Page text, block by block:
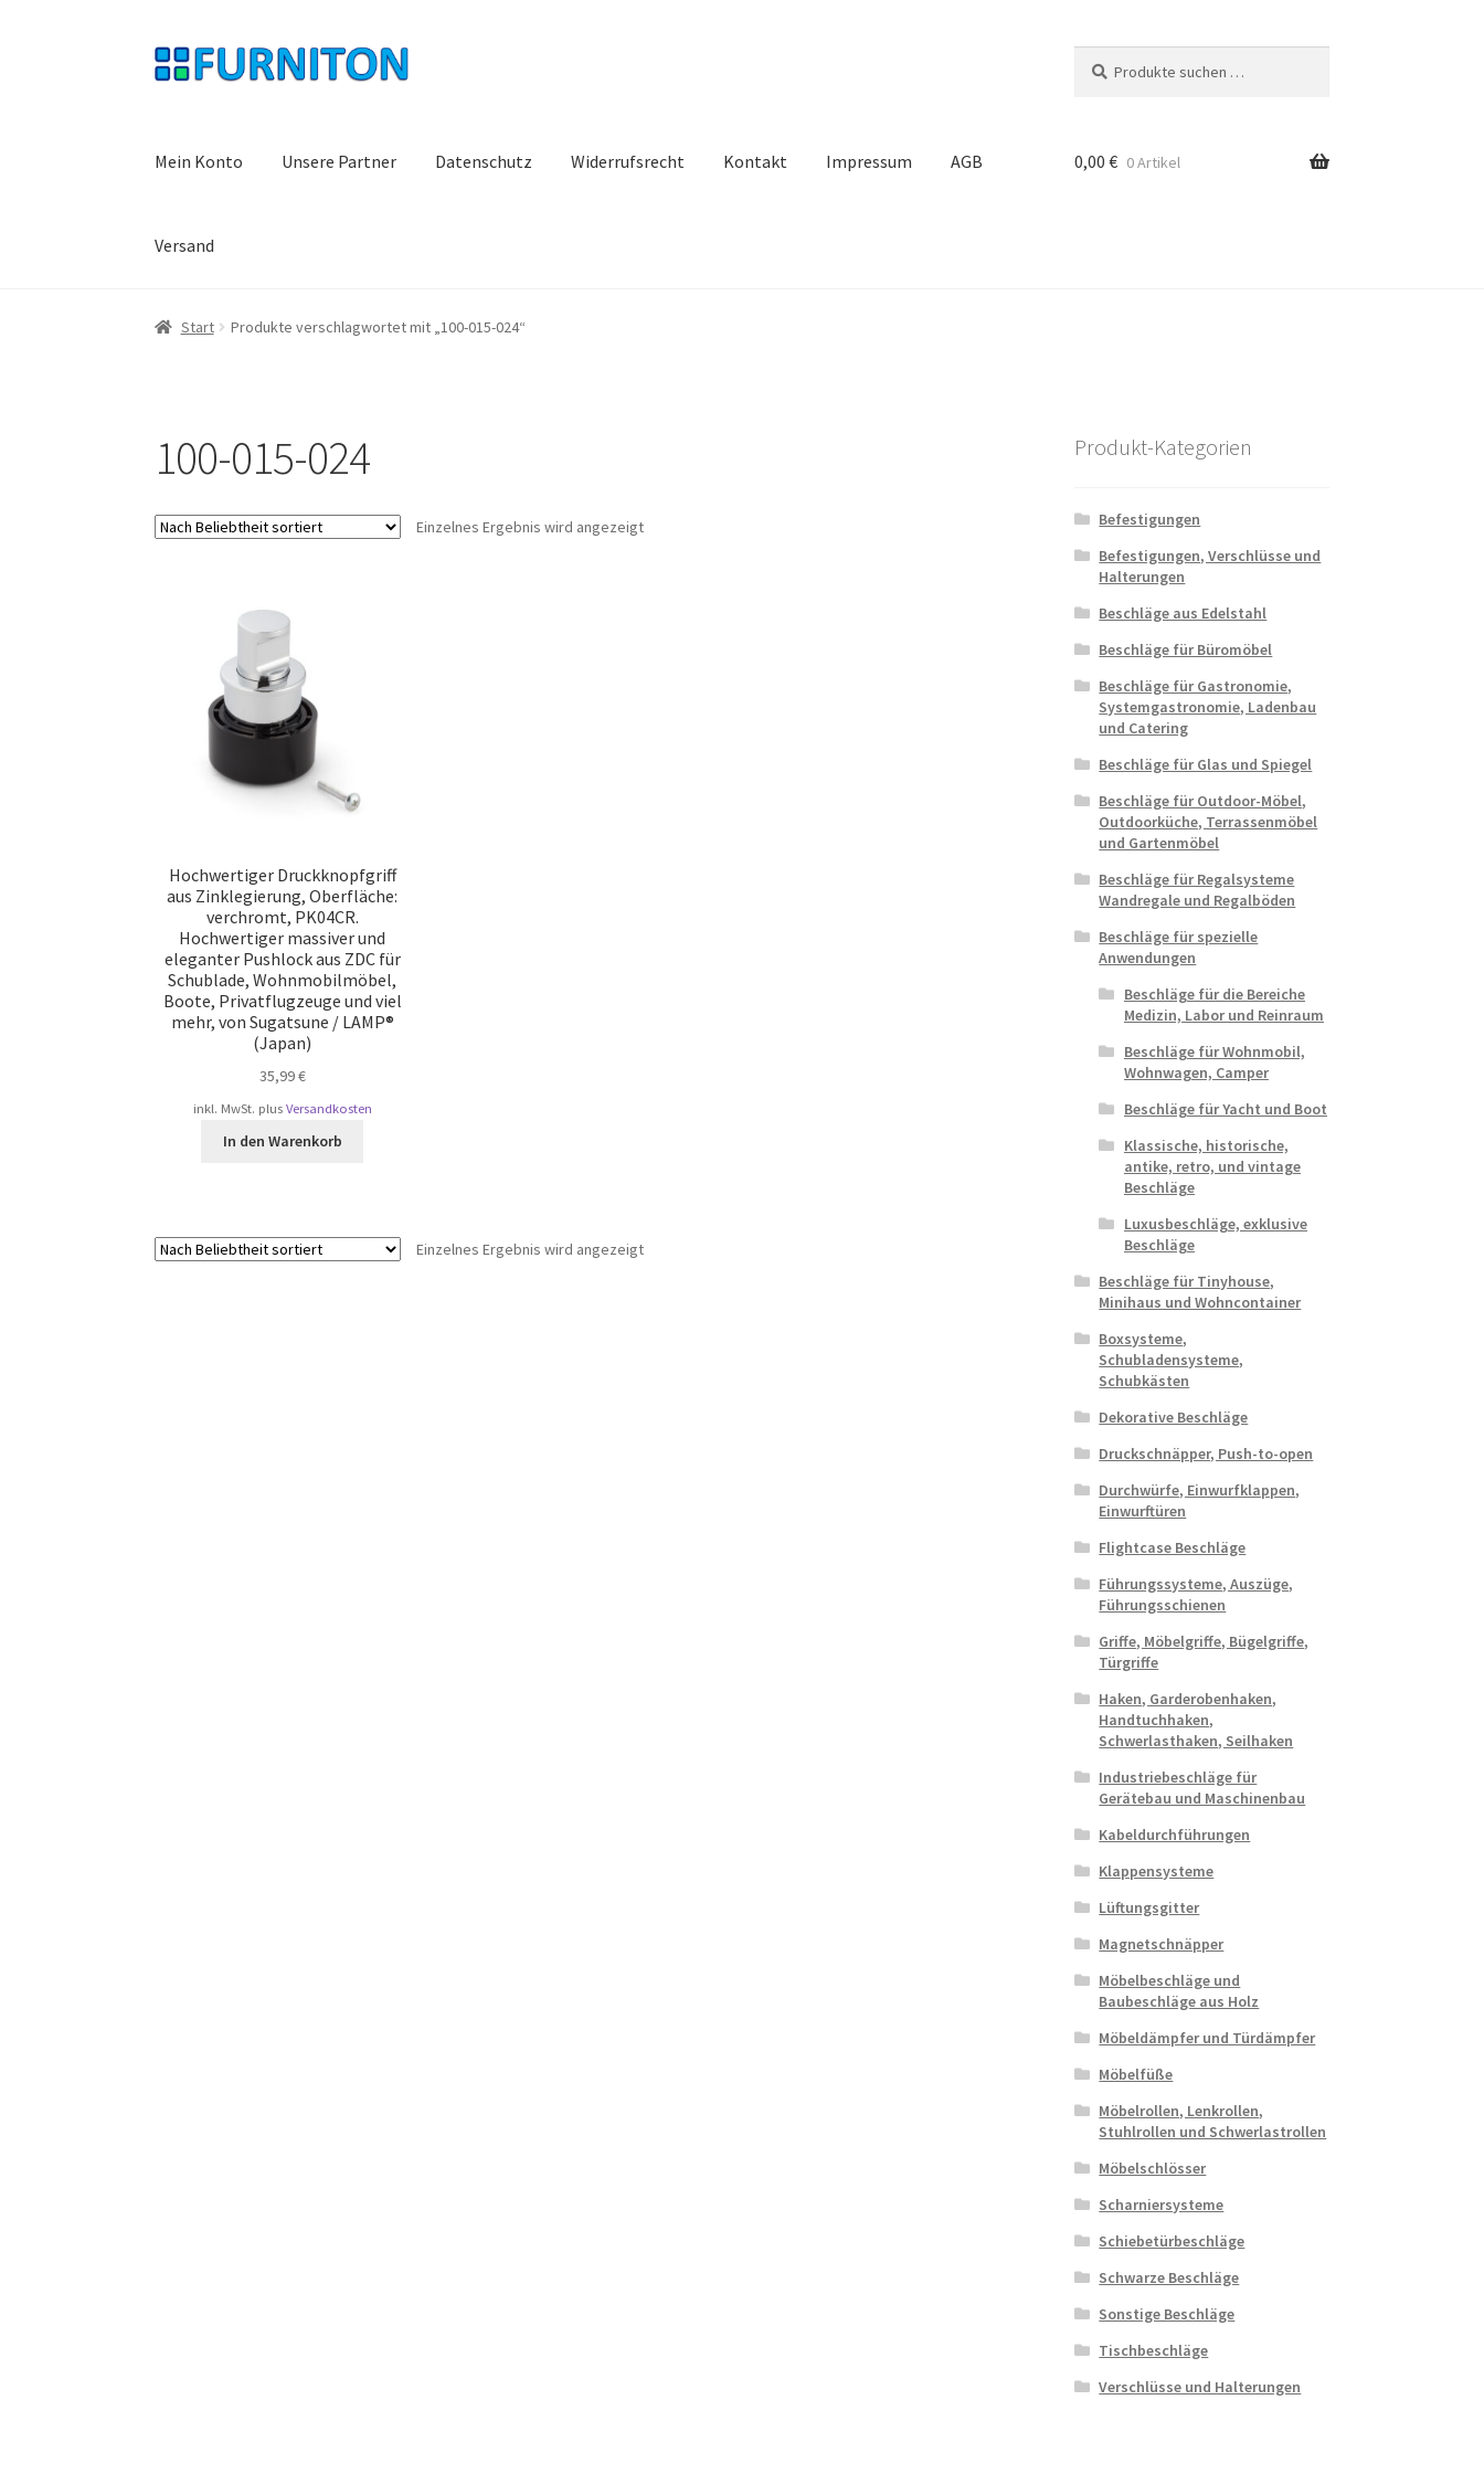
Zur
Navigation
Zum
Inhalt
nach:
Mein Konto Unsere Partner Datenschutz Widerrufsrecht Kontakt Impressum AGB
Versand
0,00 € 0 Artikel
Start Produkte verschlagwortet mit „100-015-024“
100-015-024
Einzelnes Ergebnis wird angezeigt
Hochwertiger Druckknopfgriff
aus Zinklegierung, Oberfläche:
verchromt, PK04CR.
Hochwertiger massiver und
eleganter Pushlock aus ZDC für
Schublade, Wohnmobilmöbel,
Boote, Privatflugzeuge und viel
mehr, von Sugatsune / LAMP®
(Japan)
35,99€
inkl. MwSt. plus Versandkosten
In den Warenkorb
Einzelnes Ergebnis wird angezeigt
Produkt-Kategorien
Befestigungen
Befestigungen, Verschlüsse und
Halterungen
Beschläge aus Edelstahl
Beschläge für Büromöbel
Beschläge für Gastronomie,
Systemgastronomie, Ladenbau
und Catering
Beschläge für Glas und Spiegel
Beschläge für Outdoor-Möbel,
Outdoorküche, Terrassenmöbel
und Gartenmöbel
Beschläge für Regalsysteme
Wandregale und Regalböden
Beschläge für spezielle
Anwendungen
Beschläge für die Bereiche
Medizin, Labor und Reinraum
Beschläge für Wohnmobil,
Wohnwagen, Camper
Beschläge für Yacht und Boot
Klassische, historische,
antike, retro, und vintage
Beschläge
Luxusbeschläge, exklusive
Beschläge
Beschläge für Tinyhouse,
Minihaus und Wohncontainer
Boxsysteme,
Schubladensysteme,
Schubkästen
Dekorative Beschläge
Druckschnäpper, Push-to-open
Durchwürfe, Einwurfklappen,
Einwurftüren
Flightcase Beschläge
Führungssysteme, Auszüge,
Führungsschienen
Griffe, Möbelgriffe, Bügelgriffe,
Türgriffe
Haken, Garderobenhaken,
Handtuchhaken,
Schwerlasthaken, Seilhaken
Industriebeschläge für
Gerätebau und Maschinenbau
Kabeldurchführungen
Klappensysteme
Lüftungsgitter
Magnetschnäpper
Möbelbeschläge und
Baubeschläge aus Holz
Möbeldämpfer und Türdämpfer
Möbelfüße
Möbelrollen, Lenkrollen,
Stuhlrollen und Schwerlastrollen
Möbelschlösser
Scharniersysteme
Schiebetürbeschläge
Schwarze Beschläge
Sonstige Beschläge
Tischbeschläge
Verschlüsse und Halterungen